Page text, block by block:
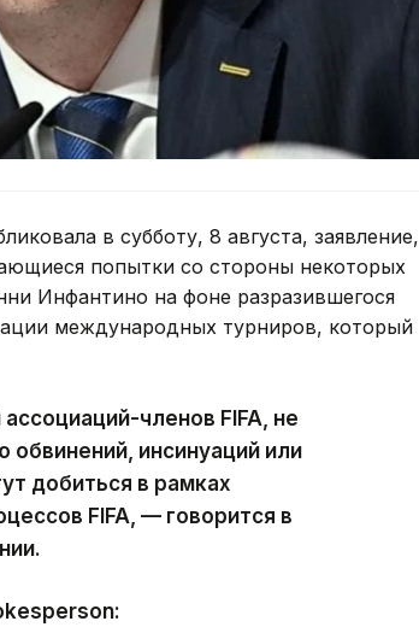
в субботу, 8 августа, заявление,
попытки со стороны некоторых
Инфантино на фоне разразившегося
международных турниров, который
членов FIFA, не
инсинуаций или
добиться в рамках
FIFA, — говорится в